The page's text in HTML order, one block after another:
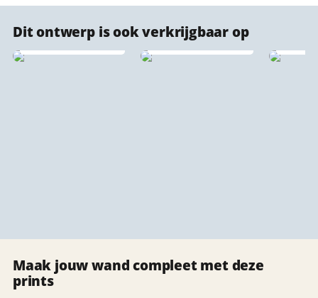
Dit ontwerp is ook verkrijgbaar op
Maak jouw wand compleet met deze
prints